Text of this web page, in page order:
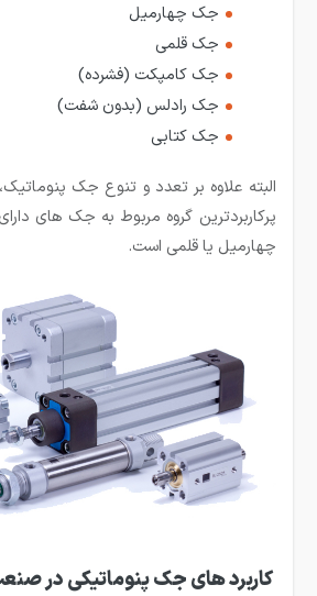
جک چهارمیل
جک قلمی
جک کامپکت (فشرده)
جک رادلس (بدون شفت)
جک کتابی
البته علاوه بر تعدد و تنوع جک
پرکاربردترین گروه مربوط به جک های
چهارمیل یا قلمی است.
کاربرد های جک پنوماتیکی در